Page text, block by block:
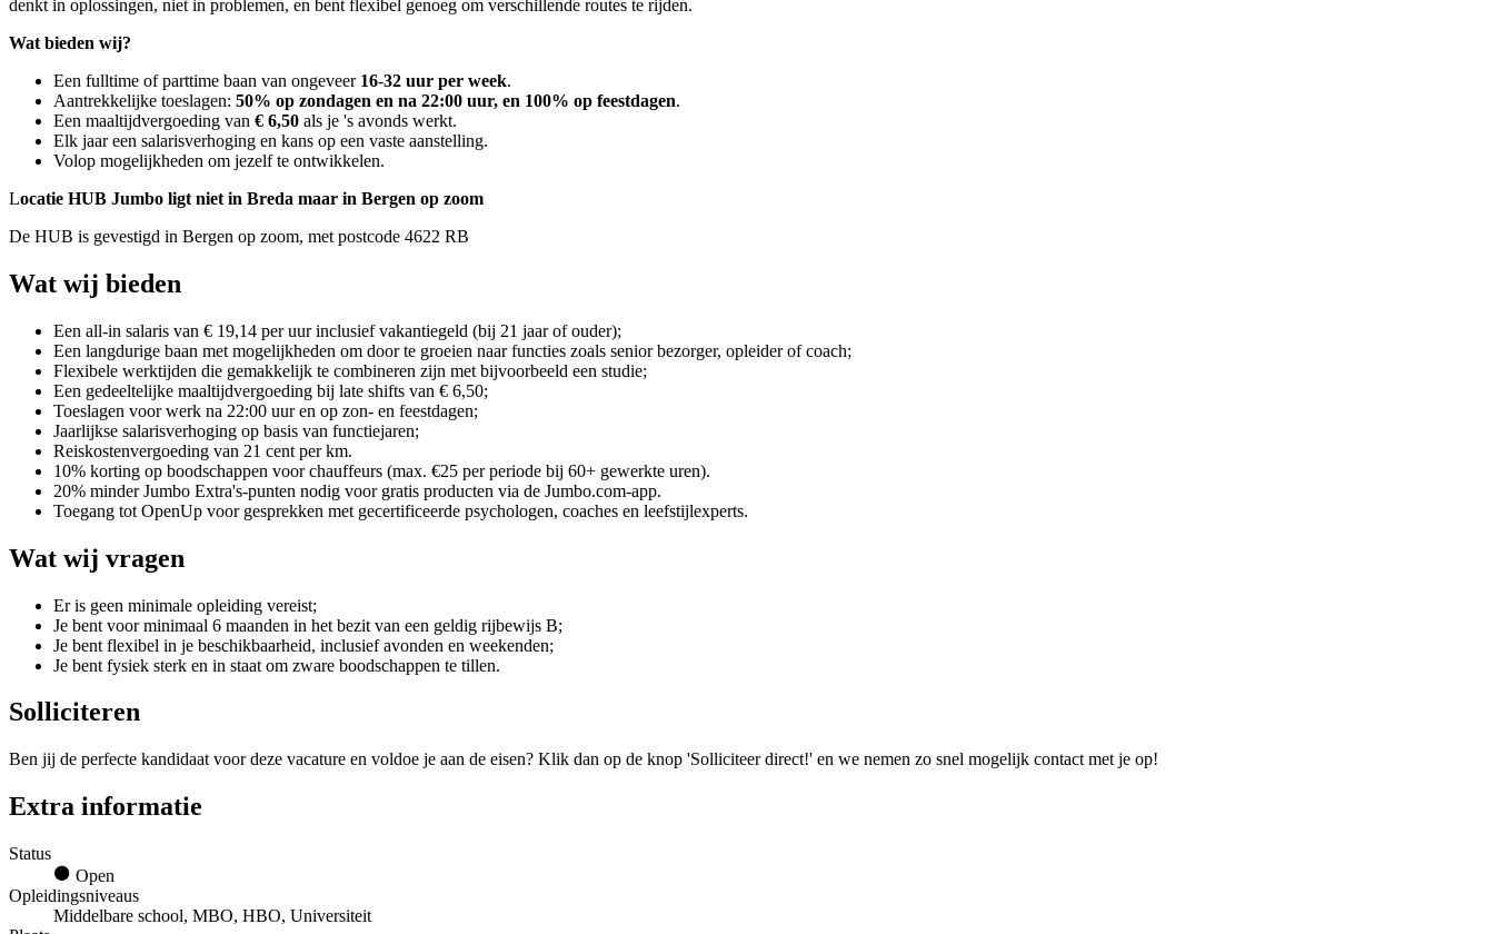
denkt in oplossingen, niet in problemen, en bent flexibel genoeg om verschillende routes te rijden.
Wat bieden wij?
Een fulltime of parttime baan van ongeveer 16-32 uur per week.
Aantrekkelijke toeslagen: 50% op zondagen en na 22:00 uur, en 100% op feestdagen.
Een maaltijdvergoeding van € 6,50 als je 's avonds werkt.
Elk jaar een salarisverhoging en kans op een vaste aanstelling.
Volop mogelijkheden om jezelf te ontwikkelen.
Locatie HUB Jumbo ligt niet in Breda maar in Bergen op zoom
De HUB is gevestigd in Bergen op zoom, met postcode 4622 RB
Wat wij bieden
Een all-in salaris van € 19,14 per uur inclusief vakantiegeld (bij 21 jaar of ouder);
Een langdurige baan met mogelijkheden om door te groeien naar functies zoals senior bezorger, opleider of coach;
Flexibele werktijden die gemakkelijk te combineren zijn met bijvoorbeeld een studie;
Een gedeeltelijke maaltijdvergoeding bij late shifts van € 6,50;
Toeslagen voor werk na 22:00 uur en op zon- en feestdagen;
Jaarlijkse salarisverhoging op basis van functiejaren;
Reiskostenvergoeding van 21 cent per km.
10% korting op boodschappen voor chauffeurs (max. €25 per periode bij 60+ gewerkte uren).
20% minder Jumbo Extra's-punten nodig voor gratis producten via de Jumbo.com-app.
Toegang tot OpenUp voor gesprekken met gecertificeerde psychologen, coaches en leefstijlexperts.
Wat wij vragen
Er is geen minimale opleiding vereist;
Je bent voor minimaal 6 maanden in het bezit van een geldig rijbewijs B;
Je bent flexibel in je beschikbaarheid, inclusief avonden en weekenden;
Je bent fysiek sterk en in staat om zware boodschappen te tillen.
Solliciteren
Ben jij de perfecte kandidaat voor deze vacature en voldoe je aan de eisen? Klik dan op de knop 'Solliciteer direct!' en we nemen zo snel mogelijk contact met je op!
Extra informatie
Status
Open
Opleidingsniveaus
Middelbare school, MBO, HBO, Universiteit